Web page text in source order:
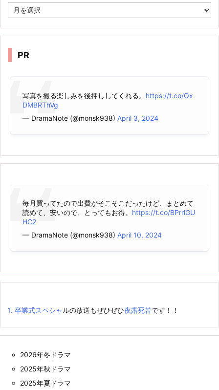
ー
イ
PR
写真を撮る楽しみを後押ししてくれる。 https://t.co/Ox
DMBRThVg
— DramaNote (@monsk938) April 3, 2024
毎月買ってたので出費がそこそこだったけど、まとめて
読めて、安いので、とってもお得。 https://t.co/BPrrlGU
HC2
— DramaNote (@monsk938) April 10, 2024
1. 卒業式スペシャ ルの放送もぜひぜひ夜露死苦です！！
2026年冬ドラマ
2025年秋ドラマ
2025年夏ドラマ